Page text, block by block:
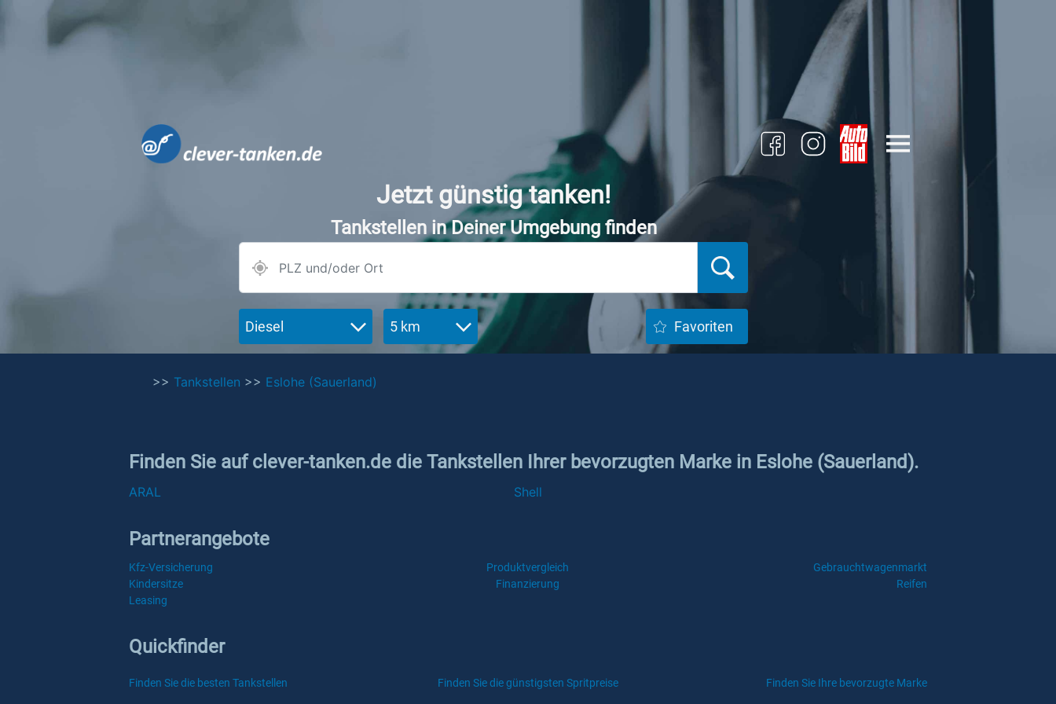
Jetzt günstig tanken!
Tankstellen in Deiner Umgebung finden
Diesel 5 km Favoriten
>> Tankstellen >> Eslohe (Sauerland)
Finden Sie auf clever-tanken.de die Tankstellen Ihrer bevorzugten Marke in Eslohe (Sauerland).
ARAL Shell
Partnerangebote
Kfz-Versicherung Produktvergleich
Gebrauchtwagenmarkt
Kindersitze
Finanzierung
Reifen
Leasing
Quickfinder
Finden Sie die besten Tankstellen Finden Sie die günstigsten Spritpreise Finden Sie Ihre bevorzugte Marke